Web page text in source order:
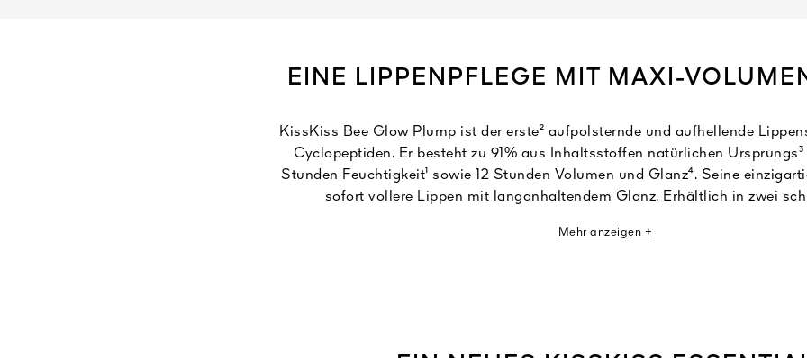
EINE LIPPENPFLEGE MIT MAXI-
KissKiss Bee Glow Plump ist der erste² aufpolsternde und aufhellende
Cyclopeptiden. Er besteht zu 91% aus Inhaltsstoffen natürlichen
Stunden Feuchtigkeit¹ sowie 12 Stunden Volumen und Glanz⁴. Seine
sofort vollere Lippen mit langanhaltendem Glanz. Erhältlich in zwei
Mehr anzeigen +